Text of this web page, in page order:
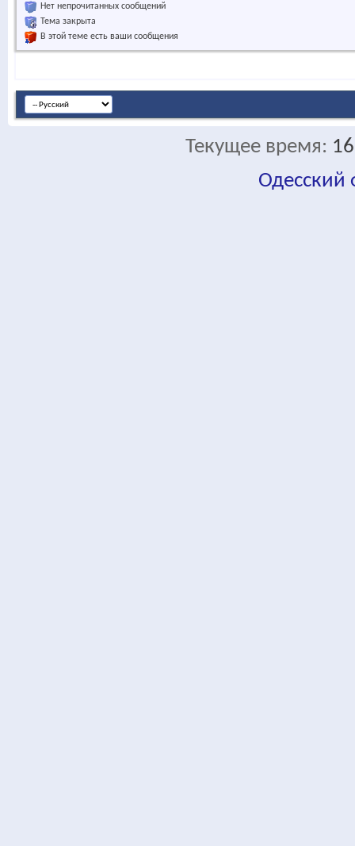
Нет непрочитанных сообщений
Тема закрыта
В этой теме есть ваши сообщения
Текущее время:
Одесский